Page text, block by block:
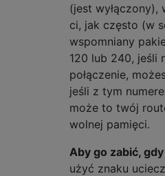
(jest
ci, jak często (w
wspomniany
120 lub 240, jeśli
połączenie,
jeśli z tym
może to twój
wolnej pamięci.
Aby go zabić,
użyć znaku